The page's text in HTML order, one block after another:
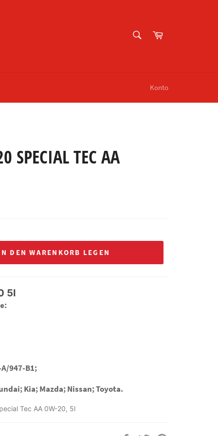
Warenkorb
Konto
SPECIAL TEC AA
DEN WARENKORB LEGEN
5l
947-B1;
Kia; Mazda; Nissan; Toyota.
Tec AA 0W-20, 5l